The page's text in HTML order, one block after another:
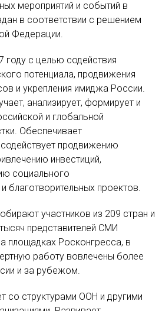
мероприятий и событий в
в соответствии с решением
Федерации.
с целью содействия
потенциала, продвижения
и укрепления имиджа России.
анализирует, формирует и
и глобальной
Обеспечивает
продвижению
инвестиций,
социального
благотворительных проектов.
участников из 209 стран и
представителей СМИ
площадках Росконгресса, в
работу вовлечены более
и за рубежом.
со структурами ООН и другими